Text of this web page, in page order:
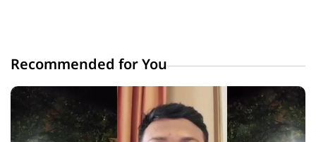
Recommended for You